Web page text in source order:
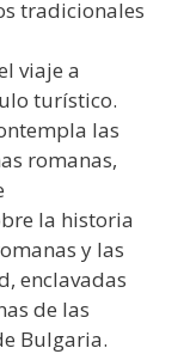
tradicionales
viaje a
turístico.
las
romanas,
la historia
y las
enclavadas
de las
Bulgaria.